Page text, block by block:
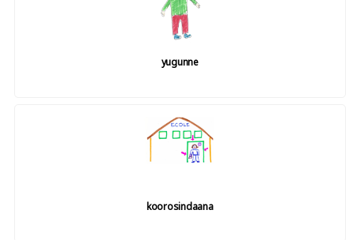
yugunne
koorosindaana